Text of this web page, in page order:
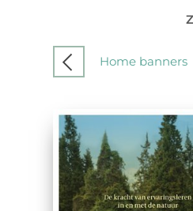
Home banners